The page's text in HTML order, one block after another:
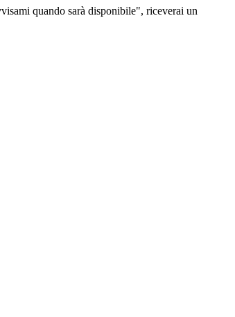
quando sarà disponibile", riceverai un